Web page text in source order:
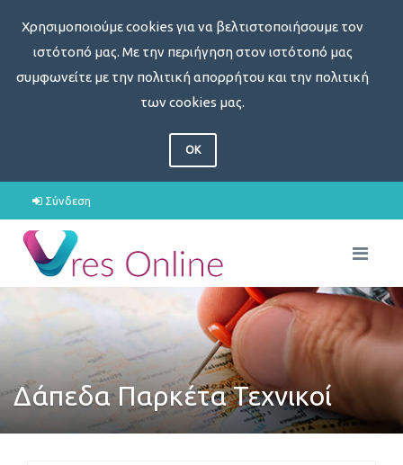
Χρησιμοποιούμε cookies για να βελτιστοποιήσουμε τον
ιστότοπό μας. Με την περιήγηση στον ιστότοπό μας
συμφωνείτε με την πολιτική απορρήτου και την πολιτική
των cookies μας.
OK
Σύνδεση
Δάπεδα Παρκέτα Τεχνικοί